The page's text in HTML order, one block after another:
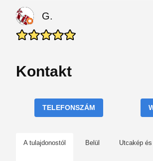
G.
Kontakt
TELEFONSZÁM
A tulajdonostól Belül Utcakép